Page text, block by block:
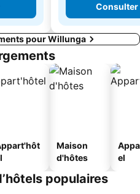
Consulter
pour Willunga
Maison
d'hôtes
el
populaires